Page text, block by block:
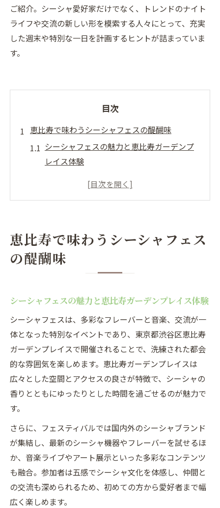
ご紹介。シーシャ愛好家だけでなく、トレンドのナイト
ライフや交流の新しい形を模索する人々にとって、充実
した週末や特別な一日を計画するヒントが詰まっていま
す。
目次
恵比寿で味わうシーシャフェスの醍醐味
シーシャフェスの魅力と恵比寿ガーデンプ
レイス体験
恵比寿ガーデンプレイスで広がるシーシャ
恵比寿ガーデンプレイス店舗で味わうシー
シャの世界
シーシャと恵比寿ガーデンプレイスの相性
シーシャ体験が広がるフェスティバル最新事情
シーシャフェスティバルで話題の体験ポイ
ント
恵比寿イベント今日のシーシャ最新情報を
チェック
シーシャと共に楽しむ恵比寿ガーデンプレ
イスイベント
前線
フェスティバルで注目のシーシャ最新トレ
ンド
多彩な催しと共に楽しむシーシャの魅力解説
シーシャと恵比寿イベントの多彩な楽しみ
恵比寿で味わうシーシャフェス
の醍醐味
シーシャフェスの魅力と恵比寿ガーデンプレイス体験
シーシャフェスは、多彩なフレーバーと音楽、交流が一
体となった特別なイベントであり、東京都渋谷区恵比寿
ガーデンプレイスで開催されることで、洗練された都会
的な雰囲気を楽しめます。恵比寿ガーデンプレイスは
広々とした空間とアクセスの良さが特徴で、シーシャの
香りとともにゆったりとした時間を過ごせるのが魅力で
す。
さらに、フェスティバルでは国内外のシーシャブランド
が集結し、最新のシーシャ機器やフレーバーを試せるほ
か、音楽ライブやアート展示といった多彩なコンテンツ
も融合。参加者は五感でシーシャ文化を体感し、仲間と
の交流も深められるため、初めての方から愛好者まで幅
広く楽しめます。